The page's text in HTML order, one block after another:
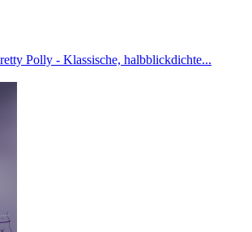
Polly - Klassische, halbblickdichte...